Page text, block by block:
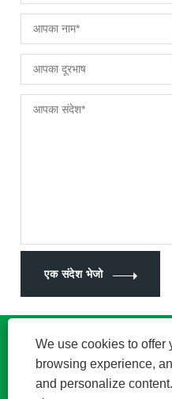
एक संदेश भेजो
We use cookies to offer
browsing experience,
and personalize